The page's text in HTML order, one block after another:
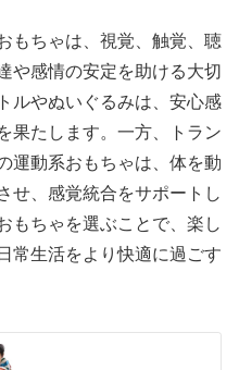
もちゃは、視覚、触覚、聴
や感情の安定を助ける大切
ルやぬいぐるみは、安心感
果たします。一方、トラン
運動系おもちゃは、体を動
せ、感覚統合をサポートし
もちゃを選ぶことで、楽し
常生活をより快適に過ごす